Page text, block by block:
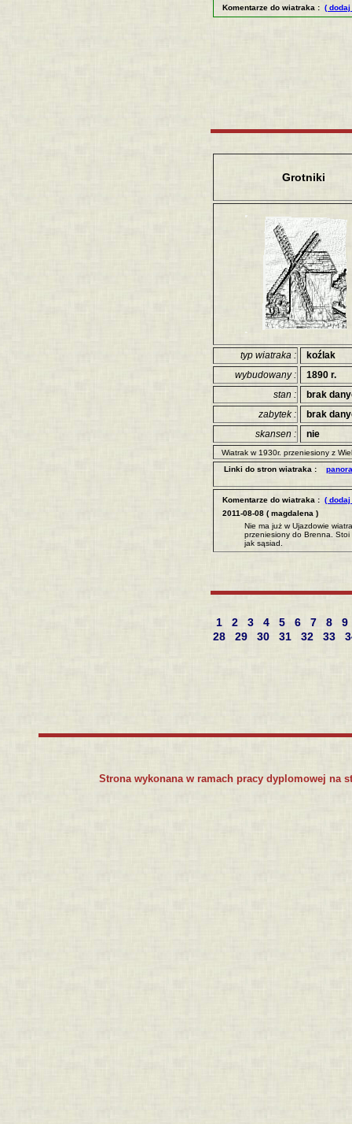
Komentarze do wiatraka : (
Grotniki
typ wiatraka :
koźlak
wybudowany :
1890 r.
stan :
brak
zabytek :
brak
skansen :
nie
Wiatrak w 1930r. przeniesiony z
Linki do stron wiatraka :
Komentarze do wiatraka : (
2011-08-08 ( magdalena )
Nie ma już w Ujazdowie
przeniesiony do Brenna. Stoi
jak sąsiad.
1 2 3 4 5 6 7 8
9
28
29 30 31 32 33
Strona wykonana w ramach pracy dyplomowej na